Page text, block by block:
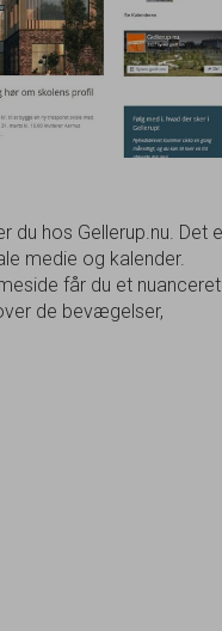
du hos Gellerup.nu. Det
medie og kalender.
får du et nuanceret
de bevægelser,
sker i området.